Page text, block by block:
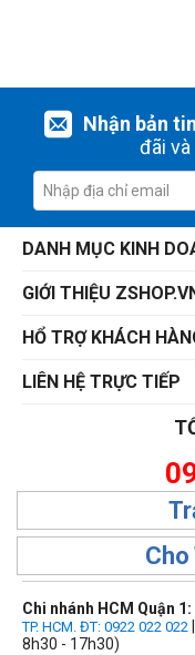
Nhận bản
đãi
DANH MỤC KINH
GIỚI THIỆU
HỔ TRỢ KHÁCH
LIÊN HỆ TRỰC TIẾP
Chi nhánh HCM Quận 1:
TP. HCM. ĐT: 0922 022 022
8h30 - 17h30)